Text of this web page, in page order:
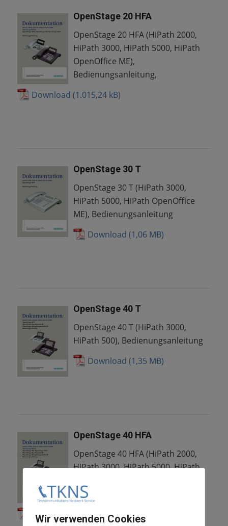
OpenStage 20 HFA
OpenStage 20 HFA (HiPath 2000,
HiPath 3000, HiPath 5000, HiPath
OpenOffice ME),
Bedienungsanleitung,
Download
OpenStage 30 T
OpenStage 30 T (HiPath 3000,
HiPath 5000, HiPath OpenOffice
ME), Bedienungsanleitung
Download
OpenStage 40 T
OpenStage 40 T (HiPath 3000,
HiPath 500), Bedienungsanleitung
Download
OpenStage 40 HFA
OpenStage 40 HFA (HiPath 2000,
HiPath 3000, HiPath 5000, HiPath
Bedienungsanleitung
Download
Wir verwenden Cookies